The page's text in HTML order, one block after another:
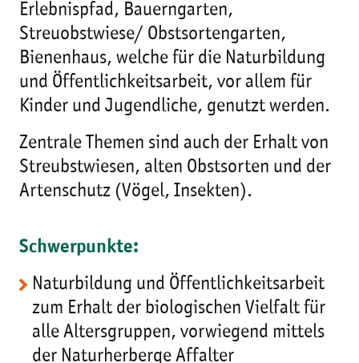
Erlebnispfad, Bauerngarten,
Streuobstwiese/ Obstsortengarten,
Bienenhaus, welche für die Naturbildung
und Öffentlichkeitsarbeit, vor allem für
Kinder und Jugendliche, genutzt werden.
Zentrale Themen sind auch der Erhalt von
Streubstwiesen, alten Obstsorten und der
Artenschutz (Vögel, Insekten).
Schwerpunkte:
Naturbildung und Öffentlichkeitsarbeit
zum Erhalt der biologischen Vielfalt für
alle Altersgruppen, vorwiegend mittels
der Naturherberge Affalter